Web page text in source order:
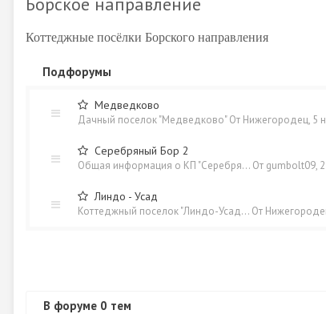
Коттеджные посёлки Борского направления
Подфорумы
Медведково
Дачный поселок "Медведково"От Нижегородец, 5
Серебряный Бор 2
Общая информация о КП "Серебря… От gumbolt09,
Линдо - Усад
Коттеджный поселок "Линдо-Усад… От
В форуме 0 тем